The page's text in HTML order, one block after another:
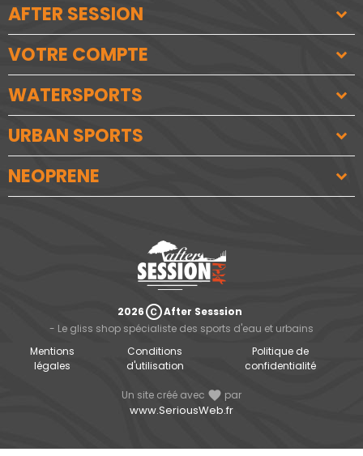
AFTER SESSION
VOTRE COMPTE
WATERSPORTS
URBAN SPORTS
NEOPRENE
2026copyrightAfter Sesssion
- Le gliss shop spécialiste des sports d'eau et urbains
Mentions
légales
Conditions
d'utilisation
Politique de
confidentialité
Un site créé avec favorite par
www.SeriousWeb.fr